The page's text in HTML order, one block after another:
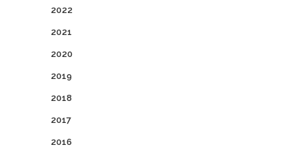
2022
2021
2020
2019
2018
2017
2016